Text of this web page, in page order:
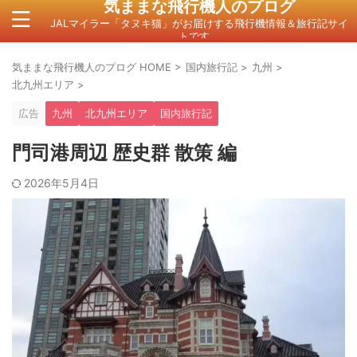
気ままな飛行機人のプログ
JALマイラー「タヌキ猫」がお届けする飛行機情報＆旅行記サイ
トです。
気ままな飛行機人のプログ HOME > 国内旅行記 > 九州 >
北九州エリア >
広告 九州 北九州エリア 国内旅行記
門司港周辺 歴史群 散策 編
2026年5月4日